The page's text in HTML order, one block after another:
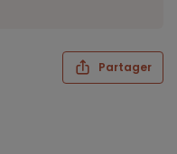
Partager